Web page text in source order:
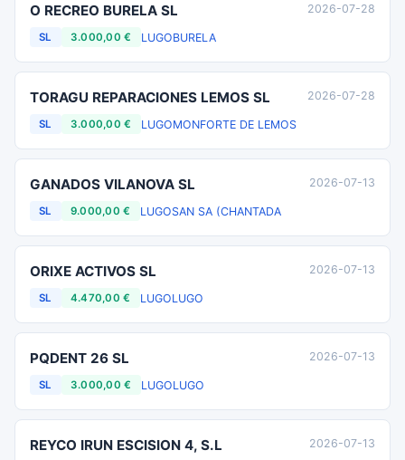
O RECREO BURELA SL
SL 3.000,00 € LUGOBURELA
2026-07-28
TORAGU REPARACIONES LEMOS SL
SL 3.000,00 € LUGOMONFORTE DE LEMOS
2026-07-28
GANADOS VILANOVA SL
SL 9.000,00 € LUGOSAN SA (CHANTADA
2026-07-13
ORIXE ACTIVOS SL
SL 4.470,00 € LUGOLUGO
2026-07-13
PQDENT 26 SL
SL 3.000,00 € LUGOLUGO
2026-07-13
REYCO IRUN ESCISION 4, S.L 2026-07-13